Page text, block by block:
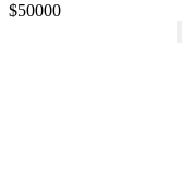
$50000